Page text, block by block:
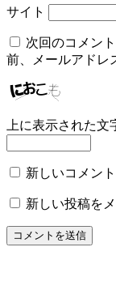
サイト
次回のコメン
前、メールアドレ
上に表示された文
新しいコメン
新しい投稿を